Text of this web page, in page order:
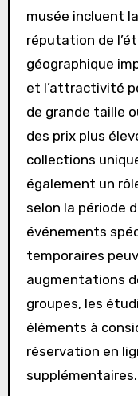
musée incluent
réputation de
géographique
et l’attractivité
de grande taille
des prix plus
collections
également un
selon la période
événements
temporaires
augmentations
groupes, les
éléments à
réservation en
supplémentaires.